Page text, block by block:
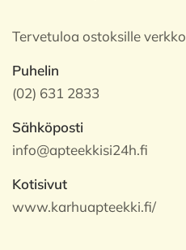
Tervetuloa ostoksille
Puhelin
(02) 631 2833
Sähköposti
info@apteekkisi24h.fi
Kotisivut
www.karhuapteekki.fi/